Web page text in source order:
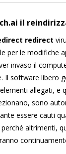
il
redirect
per le modifiche
invaso il
Il software libero
allegati, e
sono
essere cauti
altrimenti,